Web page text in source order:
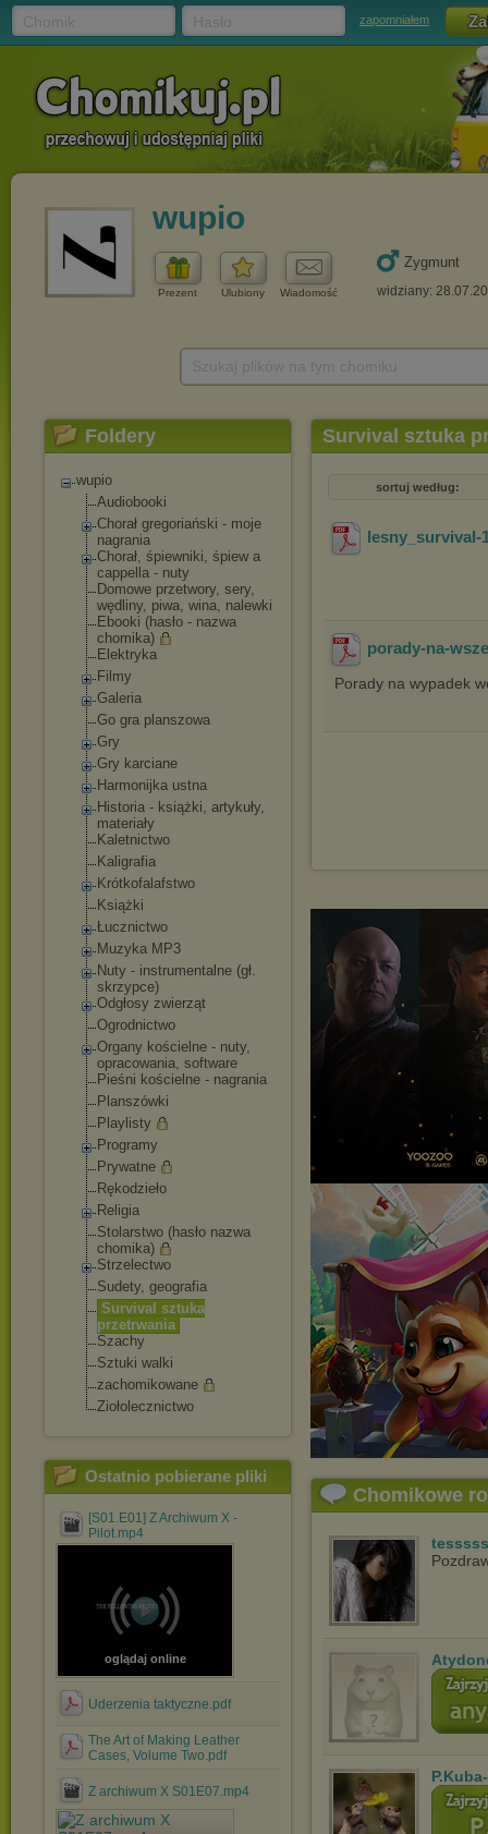
zapomniałem
wupio
Prezent Ulubiony Wiadomość
Zygmunt
widziany:
Foldery
wupio
Audiobooki
Chorał gregoriański - moje
nagrania
Chorał, śpiewniki, śpiew a
cappella - nuty
Domowe przetwory, sery,
wędliny, piwa, wina, nalewki
Ebooki (hasło - nazwa
chomika)
Elektryka
Filmy
Galeria
Go gra planszowa
Gry
Gry karciane
Harmonijka ustna
Historia - książki, artykuły,
materiały
Kaletnictwo
Kaligrafia
Krótkofalafstwo
Książki
Łucznictwo
Muzyka MP3
Nuty - instrumentalne (gł.
skrzypce)
Odgłosy zwierząt
Ogrodnictwo
Organy kościelne - nuty,
opracowania, software
Pieśni kościelne - nagrania
Planszówki
Playlisty
Programy
Prywatne
Rękodzieło
Religia
Stolarstwo (hasło nazwa
chomika)
Strzelectwo
Sudety, geografia
Survival sztuka
przetrwania
Szachy
Sztuki walki
zachomikowane
Ziołolecznictwo
Ostatnio pobierane pliki
[S01.E01] Z Archiwum X -
Pilot.mp4
oglądaj online
Uderzenia taktyczne.pdf
The Art of Making Leather
Cases, Volume Two.pdf
Z archiwum X S01E07.mp4
Survival sztuka
sortuj według:
lesny_survival-
porady-na-
Porady na wypadek
Chomikowe